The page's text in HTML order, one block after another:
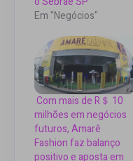
Em "Negócios"
Com mais de R＄ 10
milhões em negócios
futuros, Amarê
Fashion faz balanço
positivo e aposta em